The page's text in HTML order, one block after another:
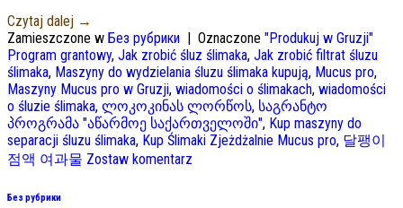
Czytaj dalej →
Zamieszczone w Без рубрики Oznaczone "Produkuj w Gruzji"
Program grantowy, Jak zrobić śluz ślimaka, Jak zrobić filtrat śluzu
ślimaka, Maszyny do wydzielania śluzu ślimaka kupują, Mucus pro,
Maszyny Mucus pro w Gruzji, wiadomości o ślimakach, wiadomości
o śluzie ślimaka, ლოკოკინას ლორწოს, საგრანტო
პროგრამა "აწარმოე საქართველოში", Kup maszyny do
separacji śluzu ślimaka, Kup Ślimaki Zjeżdżalnie Mucus pro, 달팽이
점액 여과물 Zostaw komentarz
Без рубрики